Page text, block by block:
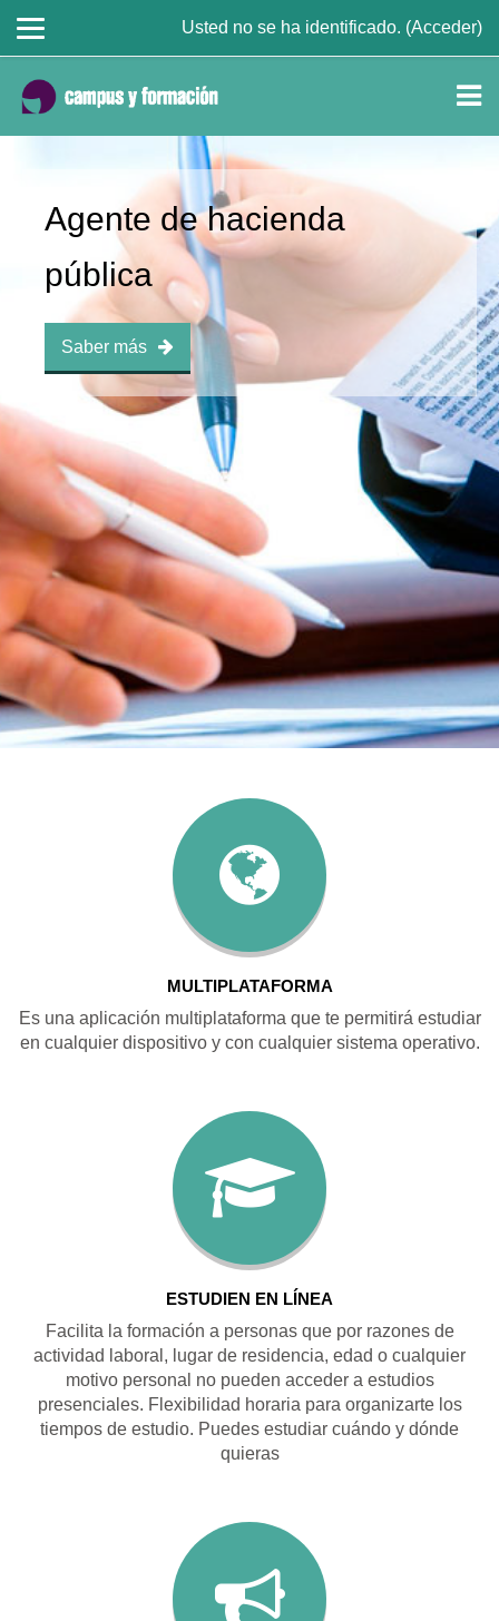
Usted no se ha identificado. (Acceder)
Agente de hacienda
pública
Saber más
MULTIPLATAFORMA
Es una aplicación multiplataforma que te permitirá estudiar
en cualquier dispositivo y con cualquier sistema operativo.
ESTUDIEN EN LÍNEA
Facilita la formación a personas que por razones de
actividad laboral, lugar de residencia, edad o cualquier
motivo personal no pueden acceder a estudios
presenciales. Flexibilidad horaria para organizarte los
tiempos de estudio. Puedes estudiar cuándo y dónde
quieras